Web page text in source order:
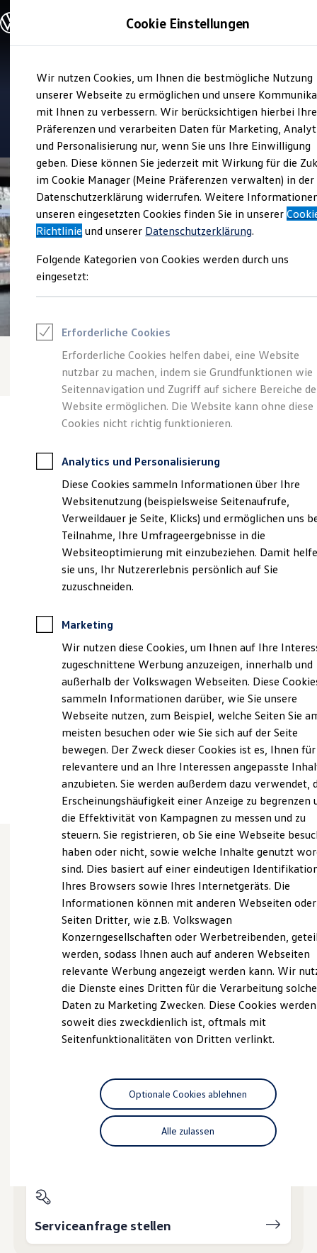
Hauptinhalt
springen
Footer
springen
Modelle und Konfigurator
Modelle vergleichen
Elektroautos
ENERGY Sondermodelle
Nutzfahrzeuge
SUV und CUV
Familienautos
Kombis
Kompaktwagen
Sportwagen
Schnell verfügbare Fahrzeuge
Angebote und Produkte
Aktuelle Angebote
E-Auto-Förderung
Volkswagen Marktplatz
Junge Gebrauchtwagen und Gebrauchtwagen
Volkswagen Zertifizierte Gebrauchtwagen
Zubehör- und Serviceangebote
Leasing
Leasing-Angebote
Gebrauchtwagen Leasing
Junge Gebrauchtwagen-Leasing
Elektroauto Leasing
Kleinwagen-Leasing
Leasing ohne Anzahlung
Finanzierung
Kfz-Versicherung
Restschuldversicherungen
Garantien
Wartungsverträge
Geschäftskunden
Professional Class bei Volkswagen
Großkunden
Behörden
Direktkunden
Sonderfahrzeuge
Anpfiff zum Gewinn
Elektroautos
ID. Tutorials
Elektrofahrzeugkonzepte
Reichweite
Reichweite der ID. Modelle
Reichweite im Winter
Laden
Laden unterwegs
Laden Zuhause
Ladestationen finden
Ladezeitensimulator
Batterie
Sicherheit
Garantie und Lebensdauer
Nachhaltigkeit
Technologie
Kosten und Kauf
Verbrauchskosten
Kaufoptionen
E-Auto-Förderung
Software und Konnektivität
ID. Software Versionen und Updates
Digitale Extras
Schnittstellen zu Ihrem ID.
Hybridautos
Marke und Erlebnis
Volkswagen R und R Experience
R-Modelle
Driving Experience
Volkswagen entdecken
Lifestyle Shop
T-Roc Kollektion
Golf Kollektion
ID. Kollektion
Volkswagen Kollektion
R-Kollektion
Besitzer und Service
myVolkswagen
Software Updates
Service und Ersatzteile
Verkauf und Service
Autohaus Roth
4.9| 324 Bewertungen
Verantwortlich für die Inhalte auf dieser Seite ist die Autohaus
Roth GmbH & Co. KG (Impressum & Rechtliches)
Hachenburger Straße 46, 57567 Daaden
info@autohaus-roth.de
Montag
Sonntag
Geschlossen
Ansprechpartner
Wie können wir
Ihnen weiterhelfen?
Probefahrt vereinbaren
Servicetermin buchen
Serviceanfrage stellen
Cookie Einstellungen
Wir nutzen Cookies, um Ihnen die bestmögliche Nutzung
unserer Webseite zu ermöglichen und unsere
mit Ihnen zu verbessern. Wir berücksichtigen hierbei Ihre
Präferenzen und verarbeiten Daten für Marketing,
und Personalisierung nur, wenn Sie uns Ihre Einwilligung
geben. Diese können Sie jederzeit mit Wirkung für die
im Cookie Manager (Meine Präferenzen verwalten) in der
Datenschutzerklärung widerrufen. Weitere
unseren eingesetzten Cookies finden Sie in unserer
Richtlinie und unserer Datenschutzerklärung.
Folgende Kategorien von Cookies werden durch uns
eingesetzt:
Erforderliche Cookies
Erforderliche Cookies helfen dabei, eine Website
nutzbar zu machen, indem sie Grundfunktionen wie
Seitennavigation und Zugriff auf sichere Bereiche
Website ermöglichen. Die Website kann ohne diese
Cookies nicht richtig funktionieren.
Analytics und Personalisierung
Diese Cookies sammeln Informationen über Ihre
Websitenutzung (beispielsweise Seitenaufrufe,
Verweildauer je Seite, Klicks) und ermöglichen uns
Teilnahme, Ihre Umfrageergebnisse in die
Websiteoptimierung mit einzubeziehen. Damit
sie uns, Ihr Nutzererlebnis persönlich auf Sie
zuzuschneiden.
Marketing
Wir nutzen diese Cookies, um Ihnen auf Ihre
zugeschnittene Werbung anzuzeigen, innerhalb und
außerhalb der Volkswagen Webseiten. Diese
sammeln Informationen darüber, wie Sie unsere
Webseite nutzen, zum Beispiel, welche Seiten Sie
meisten besuchen oder wie Sie sich auf der Seite
bewegen. Der Zweck dieser Cookies ist es, Ihnen für
relevantere und an Ihre Interessen angepasste
anzubieten. Sie werden außerdem dazu verwendet,
Erscheinungshäufigkeit einer Anzeige zu begrenzen
die Effektivität von Kampagnen zu messen und zu
steuern. Sie registrieren, ob Sie eine Webseite
haben oder nicht, sowie welche Inhalte genutzt
sind. Dies basiert auf einer eindeutigen
Ihres Browsers sowie Ihres Internetgeräts. Die
Informationen können mit anderen Webseiten oder
Seiten Dritter, wie z.B. Volkswagen
Konzerngesellschaften oder Werbetreibenden,
werden, sodass Ihnen auch auf anderen Webseiten
relevante Werbung angezeigt werden kann. Wir
die Dienste eines Dritten für die Verarbeitung
Daten zu Marketing Zwecken. Diese Cookies
soweit dies zweckdienlich ist, oftmals mit
Seitenfunktionalitäten von Dritten verlinkt.
Alle zulassen
Optionale Cookies ablehnen